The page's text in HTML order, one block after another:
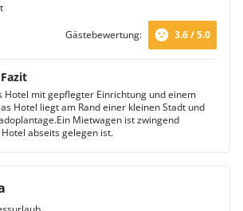
Gästebewertung: 3.6 / 5.0
Hotel mit gepflegter Einrichtung und einem
Hotel liegt am Rand einer kleinen Stadt und
Mietwagen ist zwingend
abseits gelegen ist.